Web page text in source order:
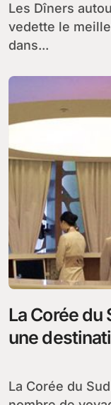
Les Dîners autour de l’événement mettront en
vedette le
dans...
La Corée
une
La Corée du Sud espère multiplier par trois le